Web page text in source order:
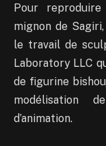
Pour
mignon de
le travail de
Laboratory LLC
de figurine
modélisation
d’animation.